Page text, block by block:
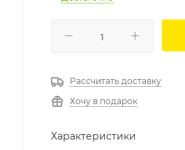
Рассчитать доставку
Хочу в подарок
Характеристики